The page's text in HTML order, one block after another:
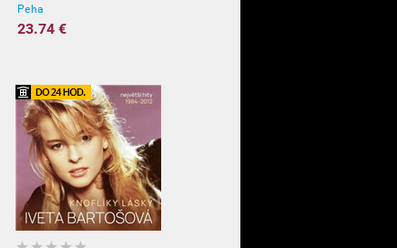
Peha
23.74 €